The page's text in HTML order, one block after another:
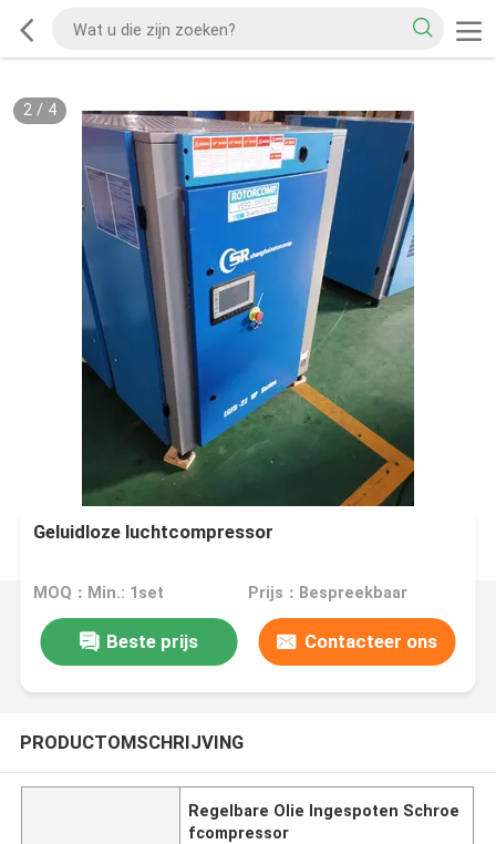
2/ 4
Geluidloze luchtcompressor
MOQ：Min.: 1set Prijs：Bespreekbaar
Beste prijs Contacteer ons
PRODUCTOMSCHRIJVING
Regelbare Olie Ingespoten Schroe
fcompressor